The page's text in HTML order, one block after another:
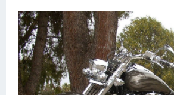
МАЗ
Сузуки
Мерседес
Фольксваген